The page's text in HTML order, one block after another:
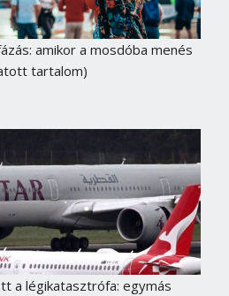
amikor a mosdóba menés
tartalom)
a légikatasztrófa: egymás